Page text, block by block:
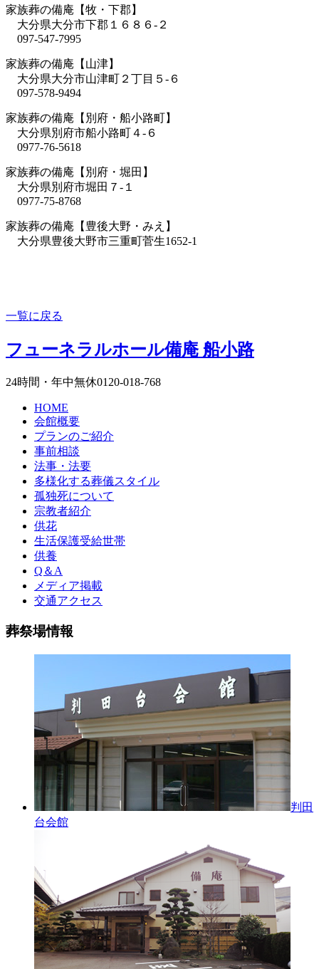
家族葬の備庵【牧・下郡】
大分県大分市下郡１６８６-２
097-547-7995
家族葬の備庵【山津】
大分県大分市山津町２丁目５-６
097-578-9494
家族葬の備庵【別府・船小路町】
大分県別府市船小路町４-６
0977-76-5618
家族葬の備庵【別府・堀田】
大分県別府市堀田７-１
0977-75-8768
家族葬の備庵【豊後大野・みえ】
大分県豊後大野市三重町菅生1652-1
一覧に戻る
フューネラルホール備庵 船小路
24時間・年中無休0120-018-768
HOME
会館概要
プランのご紹介
事前相談
法事・法要
多様化する葬儀スタイル
孤独死について
宗教者紹介
供花
生活保護受給世帯
供養
Q＆A
メディア掲載
交通アクセス
葬祭場情報
判田
台会館